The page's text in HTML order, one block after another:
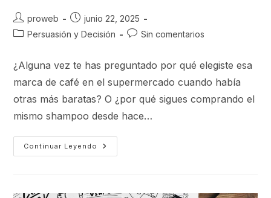
proweb
junio 22, 2025
Persuasión y Decisión
Sin comentarios
¿Alguna vez te has preguntado por qué elegiste esa
marca de café en el supermercado cuando había
otras más baratas? O ¿por qué sigues comprando el
mismo shampoo desde hace…
Continuar Leyendo